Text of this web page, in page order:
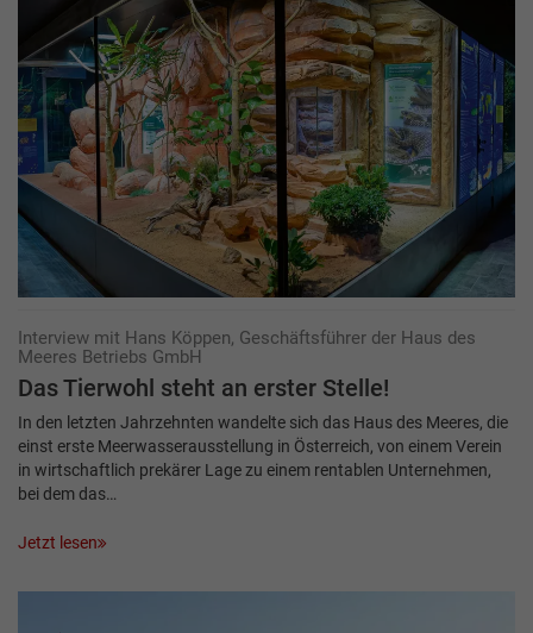
Interview mit Hans Köppen, Geschäftsführer der Haus des
Meeres Betriebs GmbH
Das Tierwohl steht an erster Stelle!
In den letzten Jahrzehnten wandelte sich das Haus des Meeres, die
einst erste Meerwasserausstellung in Österreich, von einem Verein
in wirtschaftlich prekärer Lage zu einem rentablen Unternehmen,
bei dem das…
Jetzt lesen